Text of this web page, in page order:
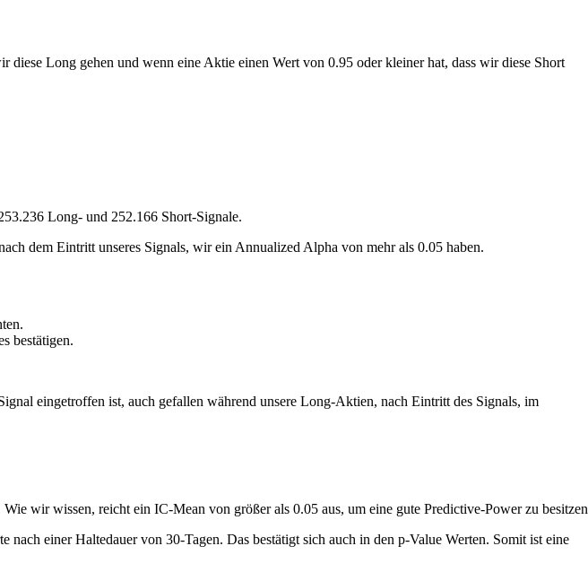
Long gehen und wenn eine Aktie einen Wert von 0.95 oder kleiner hat, dass wir diese Short
Long- und 252.166 Short-Signale.
dem Eintritt unseres Signals, wir ein Annualized Alpha von mehr als 0.05 haben.
bestätigen.
eingetroffen ist, auch gefallen während unsere Long-Aktien, nach Eintritt des Signals, im
wir wissen, reicht ein IC-Mean von größer als 0.05 aus, um eine gute Predictive-Power zu
einer Haltedauer von 30-Tagen. Das bestätigt sich auch in den p-Value Werten. Somit ist eine